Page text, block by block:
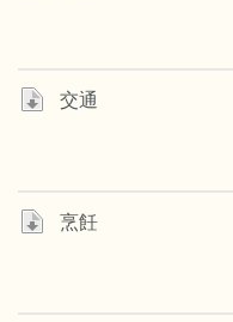
交通
烹飪